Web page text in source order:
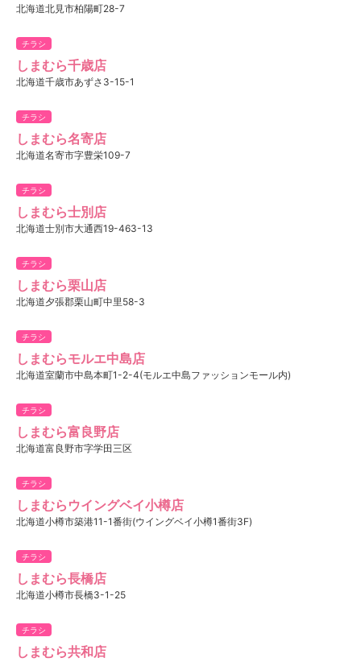
北海道北見市柏陽町28-7
チラシ
しまむら千歳店
北海道千歳市あずさ3-15-1
チラシ
しまむら名寄店
北海道名寄市字豊栄109-7
チラシ
しまむら士別店
北海道士別市大通西19-463-13
チラシ
しまむら栗山店
北海道夕張郡栗山町中里58-3
チラシ
しまむらモルエ中島店
北海道室蘭市中島本町1-2-4(モルエ中島ファッションモール内)
チラシ
しまむら富良野店
北海道富良野市字学田三区
チラシ
しまむらウイングベイ小樽店
北海道小樽市築港11-1番街(ウイングベイ小樽1番街3F)
チラシ
しまむら長橋店
北海道小樽市長橋3-1-25
チラシ
しまむら共和店